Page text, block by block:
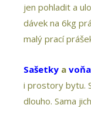
jen pohladit a
dávek na 6kg
malý prací
Sašetky a
i prostory bytu.
dlouho. Sama